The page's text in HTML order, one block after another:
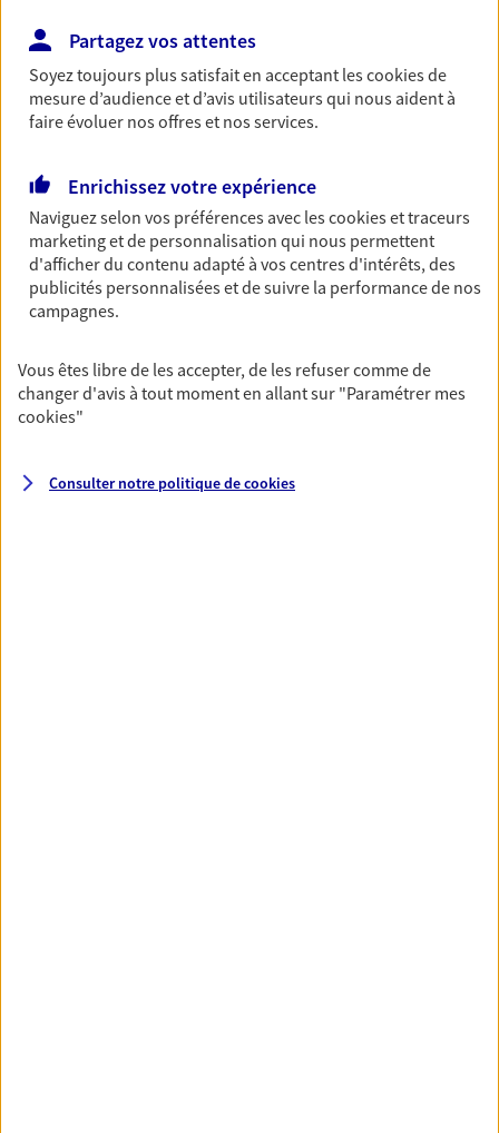
Réalisez vos projets grâce à votre épargne : achat
immobilier, études des enfants ou voyage autour
du monde… Épargnez à votre rythme et
simplement, selon votre profil.
Retraite
Préparez sereinement ce nouveau chapitre de
votre vie avec les conseils d'un expert. Découvrez
notre solution PER (Plan Epargne Retraite)
Découvrir l'offre Retraite
Pour un avenir serein, assurez-vous avec notre
Partagez vos attentes
Soyez toujours plus satisfait en acceptant lescookiesde
mesure d’audience et d’avis utilisateurs qui nous aident à
faire évoluer nos offres et nos services.
Enrichissez votre expérience
Naviguez selon vos préférences avec lescookies et traceurs
marketing et de personnalisation qui nous permettent
d'afficher du contenu adapté à vos centres d'intérêts, des
publicités personnalisées et de suivre la performance de nos
campagnes.
Vous êtes libre de les accepter, de les refuser comme de
changer d'avis à tout moment en allant sur "Paramétrer mes
cookies"
Consulter notre politique decookies